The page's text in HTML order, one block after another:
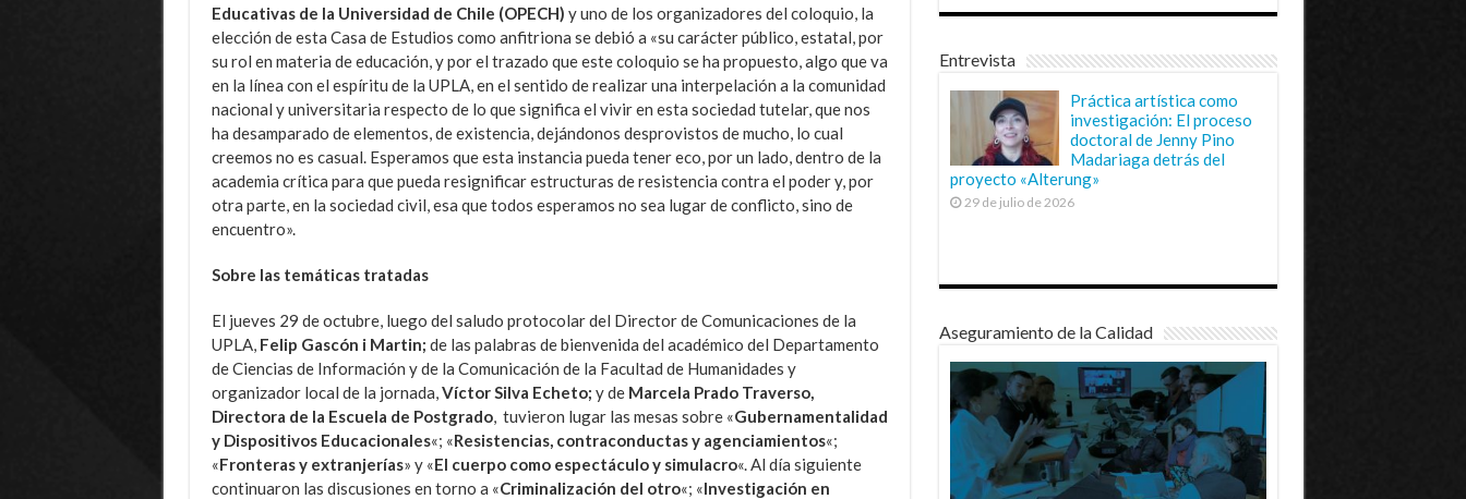
Educativas de la Universidad de Chile (OPECH) y uno de los organizadores del coloquio, la
elección de esta Casa de Estudios como anfitriona se debió a «su carácter público, estatal, por
su rol en materia de educación, y por el trazado que este coloquio se ha propuesto, algo que va
en la línea con el espíritu de la UPLA, en el sentido de realizar una interpelación a la comunidad
nacional y universitaria respecto de lo que significa el vivir en esta sociedad tutelar, que nos
ha desamparado de elementos, de existencia, dejándonos desprovistos de mucho, lo cual
creemos no es casual. Esperamos que esta instancia pueda tener eco, por un lado, dentro de la
academia crítica para que pueda resignificar estructuras de resistencia contra el poder y, por
otra parte, en la sociedad civil, esa que todos esperamos no sea lugar de conflicto, sino de
encuentro».
Sobre las temáticas tratadas
El jueves 29 de octubre, luego del saludo protocolar del Director de Comunicaciones de la
UPLA, Felip Gascón i Martin; de las palabras de bienvenida del académico del Departamento
de Ciencias de Información y de la Comunicación de la Facultad de Humanidades y
organizador local de la jornada, Víctor Silva Echeto; y deMarcela Prado Traverso,
Directora de la Escuela de Postgrado, tuvieron lugar las mesas sobre «Gubernamentalidad
y Dispositivos Educacionales«; «Resistencias, contraconductas y agenciamientos«;
«Fronteras y extranjerías» y «El cuerpo como espectáculo y simulacro«. Al día siguiente
continuaron las discusiones en torno a «Criminalización del otro«; «Investigación en
Entrevista
Práctica artística como
investigación: El proceso
doctoral de Jenny Pino
Madariaga detrás del
proyecto «Alterung»
29 de julio de 2026
Aseguramiento de la Calidad